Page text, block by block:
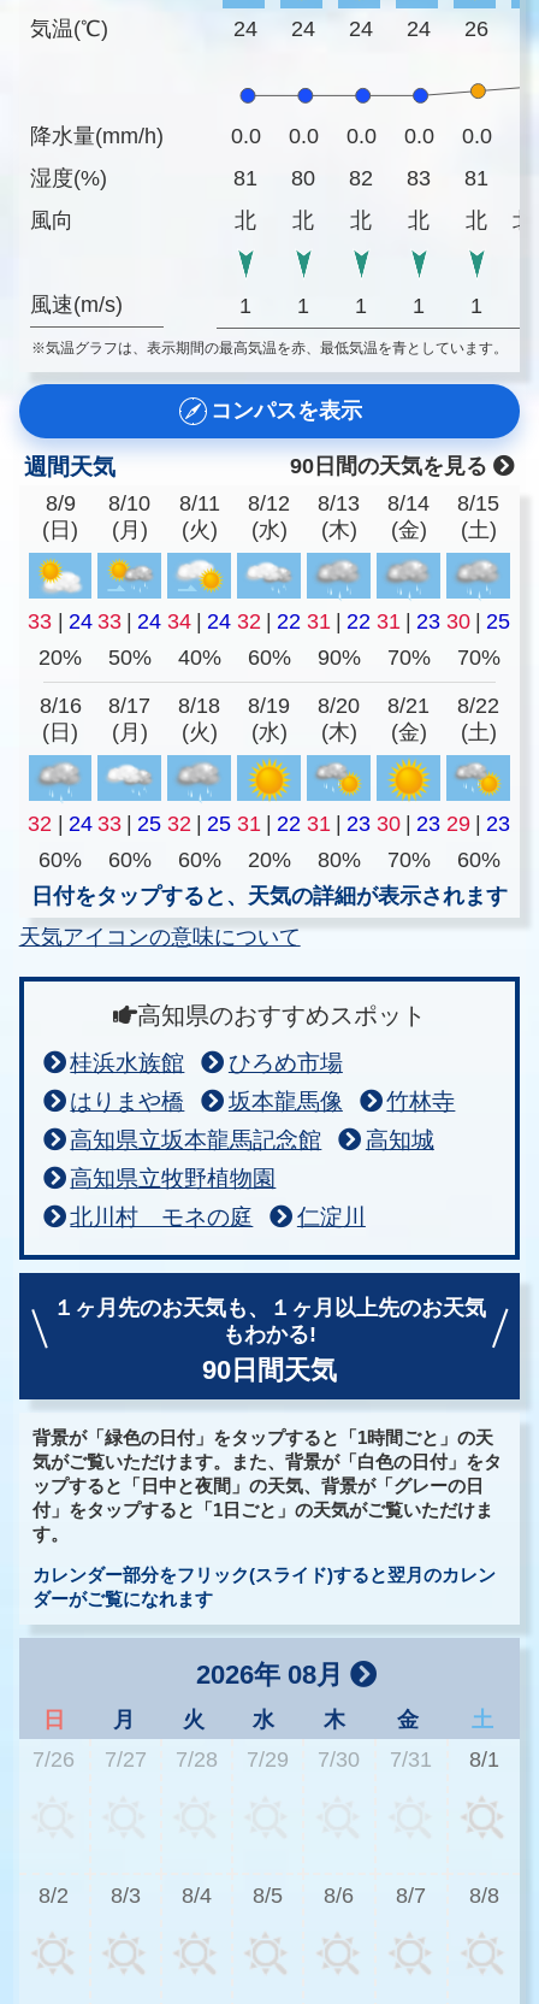
気温(℃)
降水量(mm/h)
湿度(%)
風向
風速(m/s)
24 24 24 24 26
0.0 0.0 0.0 0.0 0.0
81
80 82 83 81
北
北 北 北 北 北
1 1 1 1 1
※気温グラフは、表示期間の最高気温を赤、最低気温を青としています。
コンパスを表示
週間天気
90日間の天気を見る
8/9
(日)
8/10
(月)
8/11
(火)
8/12
(水)
8/13
(木)
8/14
(金)
8/15
(土)
33 | 24 33 | 24 34 | 24 32 | 22 31 | 22 31 | 23 30 | 25
20%
50% 40% 60% 90% 70% 70%
8/16
(日)
8/17
(月)
8/18
(火)
8/19
(水)
8/20
(木)
8/21
(金)
8/22
(土)
32 24 33 25 32 25 31 22 31 23 30 23 29
23
60%
60% 60% 20% 80% 70%
60%
日付をタップすると、天気の詳細が表示されます
天気アイコンの意味について
高知県のおすすめスポット
桂浜水族館
ひろめ市場
はりまや橋
坂本龍馬像
竹林寺
高知県立坂本龍馬記念館
高知城
高知県立牧野植物園
北川村 モネの庭
仁淀川
１ヶ月先のお天気も、
１ヶ月以上先のお天気
もわかる!
90日間天気
背景が「緑色の日付」をタップすると「1時間ごと」の天
気がご覧いただけます。また、背景が「白色の日付」をタ
ップすると「日中と夜間」の天気、背景が「グレーの日
付」をタップすると「1日ごと」の天気がご覧いただけま
す。
カレンダー部分をフリック(スライド)すると翌月のカレン
ダーがご覧になれます
2026年 08月
日 月 火 水 木 金
土
7/26
7/27 7/28 7/29 7/30 7/31 8/1
8/2 8/3 8/4 8/5 8/6 8/7 8/8